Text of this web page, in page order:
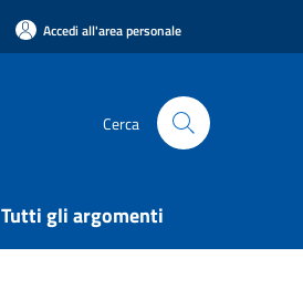
Accedi all'area personale
Cerca
Tutti gli argomenti